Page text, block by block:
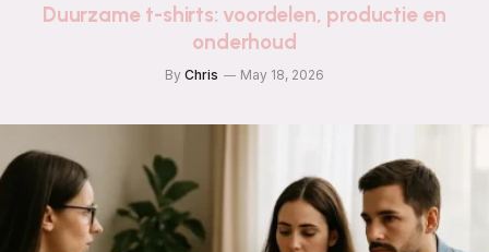
Duurzame t-shirts: voordelen, productie en
onderhoud
By Chris May 18, 2026